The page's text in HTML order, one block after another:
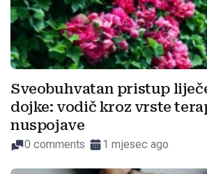
Sveobuhvatan pristup
dojke: vodič kroz vrste
nuspojave
0 comments 1 mjesec ago